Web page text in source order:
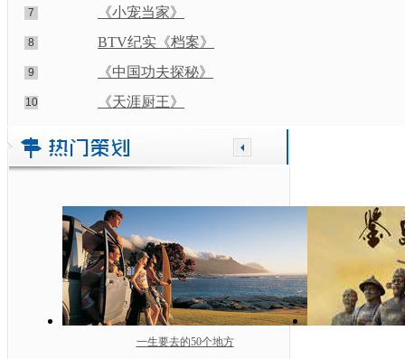
7 《小宠当家》
8 BTV纪实《档案》
9 《中国功夫探秘》
10 《天涯厨王》
一生要去的50个地方